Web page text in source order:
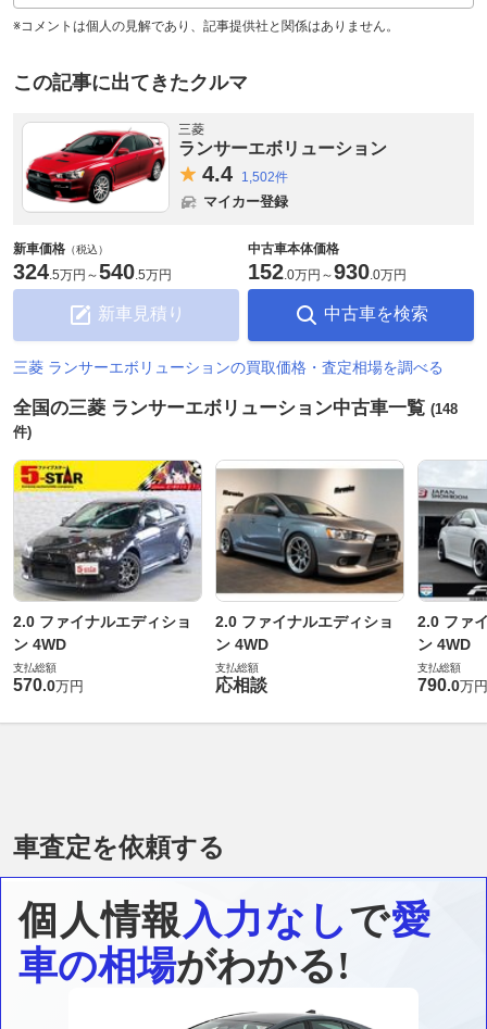
※コメントは個人の見解であり、記事提供社と関係はありません。
この記事に出てきたクルマ
三菱
ランサーエボリューション
4.4 1,502件
マイカー登録
新車価格 （税込）
324.5万円 ～540.5万円
新車見積り
中古車本体価格
152.0万円 ～930.0万円
中古車を検索
三菱 ランサーエボリューションの買取価格・査定相場を調べる
全国の三菱 ランサーエボリューション中古車一覧 (148
件)
2.0 ファイナルエディショ
ン 4WD
支払総額
570.0万円
2.0 ファイナルエディショ
ン 4WD
支払総額
応相談
2.0 ファ
ン 4WD
支払総額
790.0万円
車査定を依頼する
個人情報入力なしで愛
車の相場がわかる!